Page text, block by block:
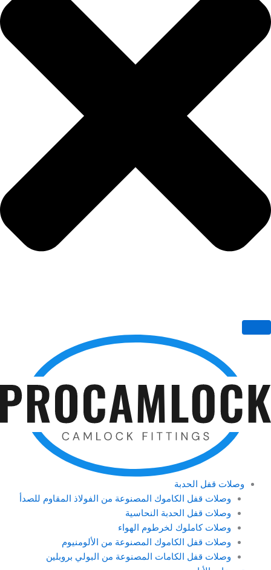
وصلات قفل الحدبة
وصلات قفل الكاموك المصنوعة من الفولاذ المقاوم للصدأ
وصلات قفل الحدبة النحاسية
وصلات كاملوك لخرطوم الهواء
وصلات قفل الكاموك المصنوعة من الألومنيوم
وصلات قفل الكامات المصنوعة من البولي بروبلين